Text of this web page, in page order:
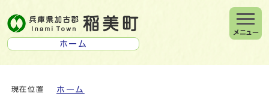
ホーム
メニュー
現在位置 ホーム